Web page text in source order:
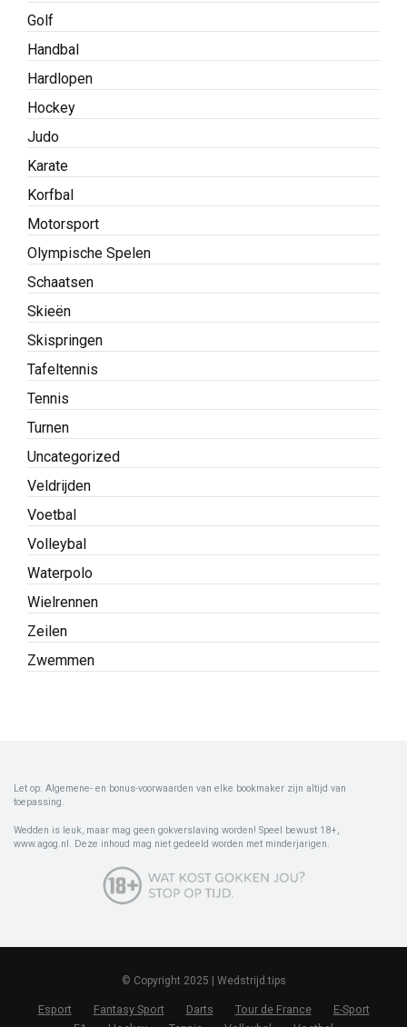
Golf
Handbal
Hardlopen
Hockey
Judo
Karate
Korfbal
Motorsport
Olympische Spelen
Schaatsen
Skieën
Skispringen
Tafeltennis
Tennis
Turnen
Uncategorized
Veldrijden
Voetbal
Volleybal
Waterpolo
Wielrennen
Zeilen
Zwemmen
Let op: Algemene- en bonus-voorwaarden van elke bookmaker zijn altijd van
toepassing.
Wedden is leuk, maar mag geen gokverslaving worden! Speel bewust 18+,
www.agog.nl. Deze inhoud mag niet gedeeld worden met minderjarigen.
© Copyright 2025 | Wedstrijd.tips
Esport Fantasy Sport Darts Tour de France
E-Sport